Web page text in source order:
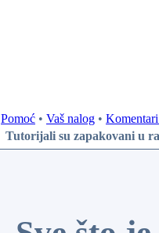
Pomoć • Vaš nalog •
Tutorijali su zapakovani u